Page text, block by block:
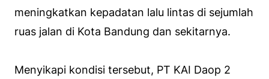
meningkatkan kepadatan lalu lintas di sejumlah
ruas jalan di Kota Bandung dan sekitarnya.
Menyikapi kondisi tersebut, PT KAI Daop 2